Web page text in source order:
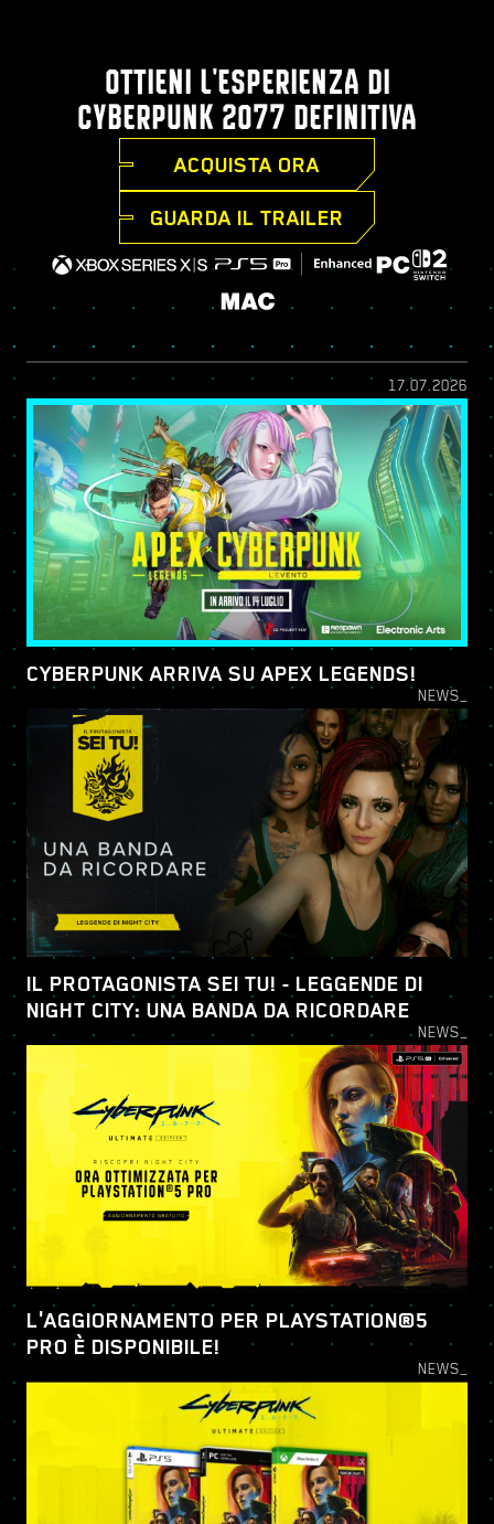
OTTIENI L'ESPERIENZA DI
CYBERPUNK 2077 DEFINITIVA
ACQUISTA ORA
GUARDA IL TRAILER
17.07.2026
CYBERPUNK ARRIVA SU APEX LEGENDS!
NEWS_
IL PROTAGONISTA SEI TU! - LEGGENDE DI
NIGHT CITY: UNA BANDA DA RICORDARE
NEWS_
L'AGGIORNAMENTO PER PLAYSTATION®5
PRO È DISPONIBILE!
NEWS_